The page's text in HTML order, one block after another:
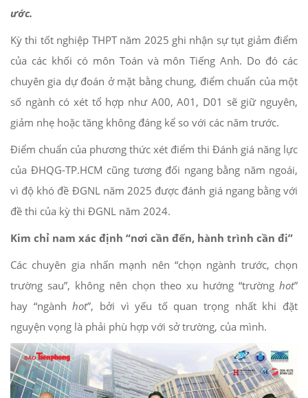
ước.
Kỳ thi tốt nghiệp THPT năm 2025 ghi nhận sự tụt giảm điểm
của các khối có môn Toán và môn Tiếng Anh. Do đó các
chuyên gia dự đoán ở mặt bằng chung, điểm chuẩn của một
số ngành có xét tổ hợp như A00, A01, D01 sẽ giữ nguyên,
giảm nhẹ hoặc tăng không đáng kể so với các năm trước.
Điểm chuẩn của phương thức xét điểm thi Đánh giá năng lực
của ĐHQG-TP.HCM cũng tương đối ngang bằng năm ngoái,
vì độ khó đề ĐGNL năm 2025 được đánh giá ngang bằng với
đề thi của kỳ thi ĐGNL năm 2024.
Kim chỉ nam xác định “nơi cần đến, hành trình cần đi”
Các chuyên gia nhấn mạnh nên “chọn ngành trước, chọn
trường sau”, không nên chọn theo xu hướng “trường hot”
hay “ngànhhot”, bởi vì yếu tố quan trọng nhất khi đặt
nguyện vọng là phải phù hợp với sở trường, của mình.